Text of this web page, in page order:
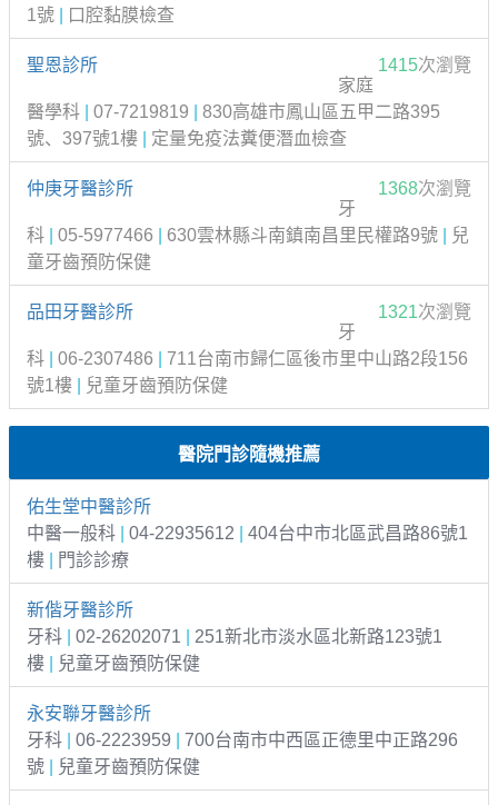
1號
口腔黏膜檢查
聖恩診所 1415次瀏覽
家庭
醫學科
07-7219819
830高雄市鳳山區五甲二路395
號、397號1樓
定量免疫法糞便潛血檢查
仲庚牙醫診所 1368次瀏覽
牙
科
05-5977466 630雲林縣斗南鎮南昌里民權路9號
兒
童牙齒預防保健
品田牙醫診所 1321次瀏覽
牙
科
06-2307486
711台南市歸仁區後市里中山路2段156
號1樓
兒童牙齒預防保健
醫院門診隨機推薦
佑生堂中醫診所
中醫一般科
04-22935612
404台中市北區武昌路86號1
樓
門診診療
新偕牙醫診所
牙科
02-26202071
251新北市淡水區北新路123號1
樓
兒童牙齒預防保健
永安聯牙醫診所
牙科
06-2223959
700台南市中西區正德里中正路296
號
兒童牙齒預防保健